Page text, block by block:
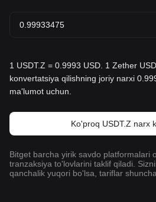
1 USDT.Z = 0.9993 USD. 1 Zether
konvertatsiya qilishning joriy narxi
ma'lumot uchun.
Ko'proq USDT.Z narx
Bitget barcha yirik savdo platformalari
tranzaksiya to'lovlarini taklif qiladi.
qanchalik yuqori bo'lsa, tariflar